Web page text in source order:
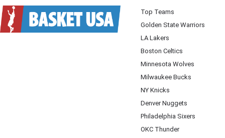
Top Teams
Golden State Warriors
LA Lakers
Boston Celtics
Minnesota Wolves
Milwaukee Bucks
NY Knicks
Denver Nuggets
Philadelphia Sixers
OKC Thunder